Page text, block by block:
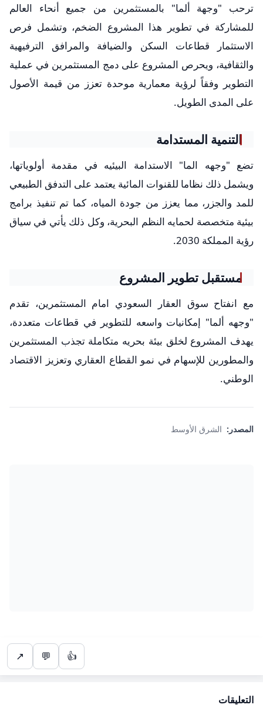
ترحب "وجهة ألما" بالمستثمرين من جميع أنحاء العالم
للمشاركة في تطوير هذا المشروع الضخم، وتشمل فرص
الاستثمار قطاعات السكن والضيافة والمرافق الترفيهية
والثقافية، ويحرص المشروع على دمج المستثمرين في عملية
التطوير وفقاً لرؤية معمارية موحدة تعزز من قيمة الأصول
على المدى الطويل.
التنمية المستدامة
تضع "وجهه الما" الاستدامة البيئيه في مقدمة أولوياتها،
ويشمل ذلك نظاما للقنوات المائية يعتمد على التدفق الطبيعي
للمد والجزر، مما يعزز من جودة المياه، كما تم تنفيذ برامج
بيئية متخصصة لحمايه النظم البحرية، وكل ذلك يأتي في سياق
رؤية المملكة 2030.
مستقبل تطوير المشروع
مع انفتاح سوق العقار السعودي امام المستثمرين، تقدم
"وجهه ألما" إمكانيات واسعه للتطوير في قطاعات متعددة،
يهدف المشروع لخلق بيئة بحريه متكاملة تجذب المستثمرين
والمطورين للإسهام في نمو القطاع العقاري وتعزيز الاقتصاد
الوطني.
المصدر: الشرق الأوسط
👍
💬
↗
التعليقات